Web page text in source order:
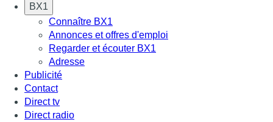
BX1
Connaître BX1
Annonces et offres d'emploi
Regarder et écouter BX1
Adresse
Publicité
Contact
Direct tv
Direct radio